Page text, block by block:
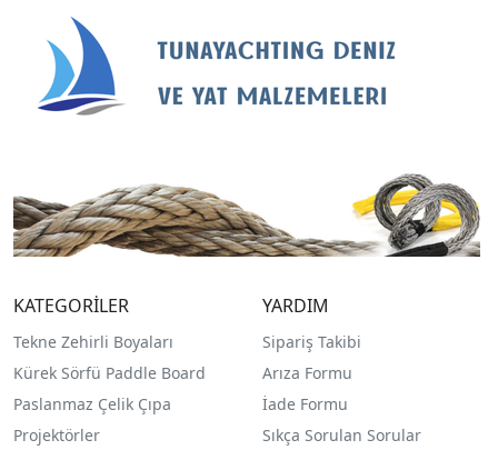
KATEGORİLER
Tekne Zehirli Boyaları
Kürek Sörfü Paddle Board
Paslanmaz Çelik Çıpa
Projektörler
YARDIM
Sipariş Takibi
Arıza Formu
İade Formu
Sıkça Sorulan Sorular